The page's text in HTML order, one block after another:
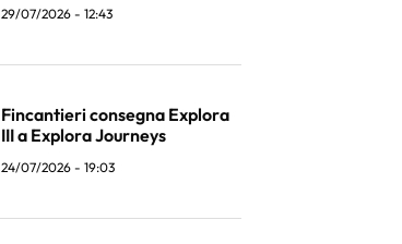
29/07/2026 - 12:43
Fincantieri consegna Explora
III a Explora Journeys
24/07/2026 - 19:03